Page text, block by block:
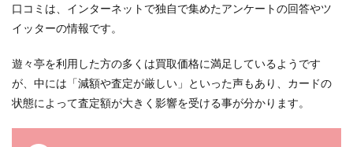
口コミは、インターネットで独自で集めたアンケートの回答やツ
イッターの情報です。
遊々亭を利用した方の多くは買取価格に満足しているようです
が、中には「減額や査定が厳しい」といった声もあり、カードの
状態によって査定額が大きく影響を受ける事が分かります。